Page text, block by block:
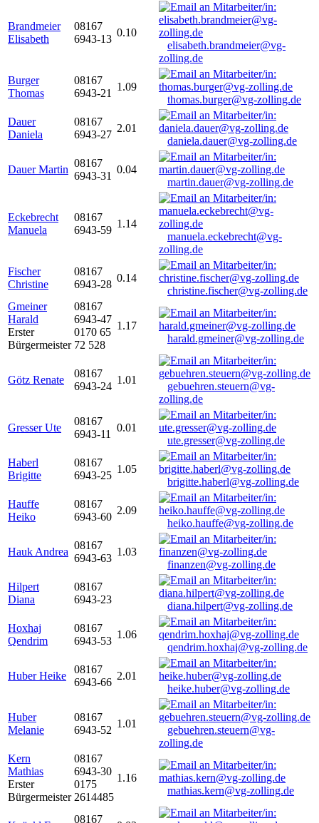
Brandmeier
Elisabeth
08167
6943-13
0.10
elisabeth.brandmeier@vg-
zolling.de
Burger
Thomas
08167
6943-21
1.09
thomas.burger@vg-zolling.de
Dauer
Daniela
08167
6943-27
2.01
daniela.dauer@vg-zolling.de
Dauer Martin
08167
6943-31
0.04
martin.dauer@vg-zolling.de
Eckebrecht
Manuela
08167
6943-59
1.14
manuela.eckebrecht@vg-
zolling.de
Fischer
Christine
08167
6943-28
0.14
christine.fischer@vg-zolling.de
Gmeiner
Harald
Erster
Bürgermeister
08167
6943-47
0170 65
72 528
1.17
harald.gmeiner@vg-zolling.de
Götz Renate
08167
6943-24
1.01
gebuehren.steuern@vg-
zolling.de
Gresser Ute
08167
6943-11
0.01
ute.gresser@vg-zolling.de
Haberl
Brigitte
08167
6943-25
1.05
brigitte.haberl@vg-zolling.de
Hauffe
Heiko
08167
6943-60
2.09
heiko.hauffe@vg-zolling.de
Hauk Andrea
08167
6943-63
1.03
finanzen@vg-zolling.de
Hilpert
Diana
08167
6943-23
diana.hilpert@vg-zolling.de
Hoxhaj
Qendrim
08167
6943-53
1.06
qendrim.hoxhaj@vg-zolling.de
Huber Heike
08167
6943-66
2.01
heike.huber@vg-zolling.de
Huber
Melanie
08167
6943-52
1.01
gebuehren.steuern@vg-
zolling.de
Kern
Mathias
Erster
Bürgermeister
08167
6943-30
0175
2614485
1.16
mathias.kern@vg-zolling.de
08167